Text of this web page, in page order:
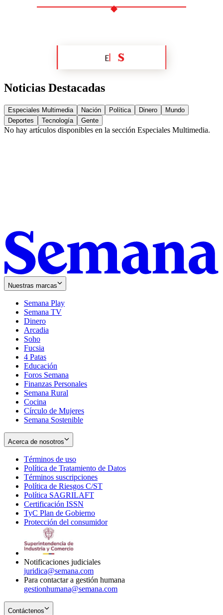
Noticias Destacadas
Especiales Multimedia Nación Política Dinero
Mundo
Deportes
Tecnología Gente
No hay artículos disponibles en la sección Especiales Multimedia.
Nuestras marcas
Semana Play
Semana TV
Dinero
Arcadia
Soho
in
new
window
Fucsia
in
new
window
4 Patas
Educación
Foros Semana
Finanzas Personales
Semana Rural
Cocina
Círculo de Mujeres
Semana Sostenible
Acerca de nosotros
Términos de uso
in
new
window
Política de Tratamiento de Datos
Términos suscripciones
in
Política de Riesgos C/ST
Política SAGRILAFT
new
window
Certificación ISSN
in
new
TyC Plan de Gobierno
in
Protección del consumidorOpens
Notificaciones judiciales
juridica@semana.com
Para contactar a gestión humana
gestionhumana@semana.com
Contáctenos